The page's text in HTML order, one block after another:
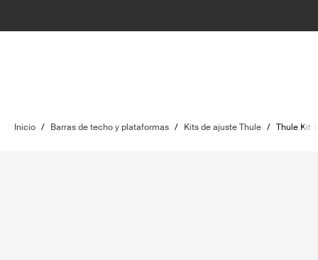
Inicio / Barras de techo y plataformas / Kits de ajuste Thule / Thule Kit